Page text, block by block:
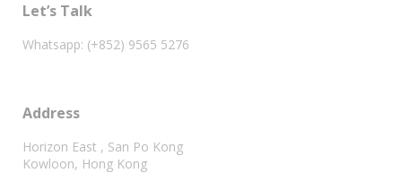
Let’s Talk
Whatsapp: (+852) 9565 5276
Address
Horizon East , San Po Kong
Kowloon, Hong Kong